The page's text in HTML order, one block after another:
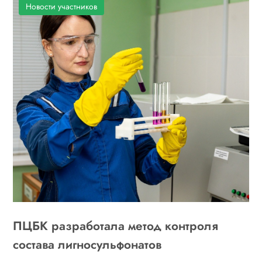
Новости участников
ПЦБК разработала метод контроля
состава лигносульфонатов